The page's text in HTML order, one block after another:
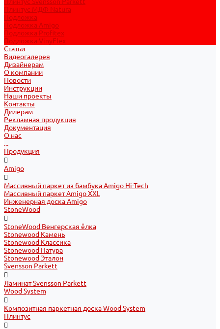
Плинтус МДФ Natura
Подложка
Подложка Amigo
Подложка Profitex
Подложка VinyFlex
Статьи
Видеогалерея
Дизайнерам
О компании
Новости
Инструкции
Наши проекты
Контакты
Дилерам
Рекламная продукция
Документация
О нас
...
Продукция
Amigo
Массивный паркет из бамбука Amigo Hi-Tech
Массивный паркет Amigo XXL
Инженерная доска Amigo
StoneWood
StoneWood Венгерская ёлка
Stonewood Камень
Stonewood Классика
Stonewood Натура
Stonewood Эталон
Svensson Parkett
Ламинат Svensson Parkett
Wood System
Композитная паркетная доска Wood System
Плинтус